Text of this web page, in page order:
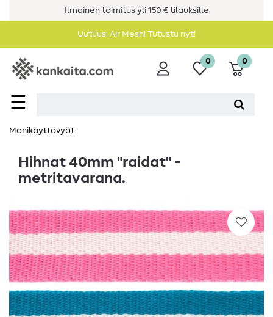
Ilmainen toimitus yli 150 € tilauksille
Uutuus: Air Mesh! Tutustu nyt!
☰
0 0
Monikäyttövyöt
Hihnat 40mm "raidat" -
metritavarana.